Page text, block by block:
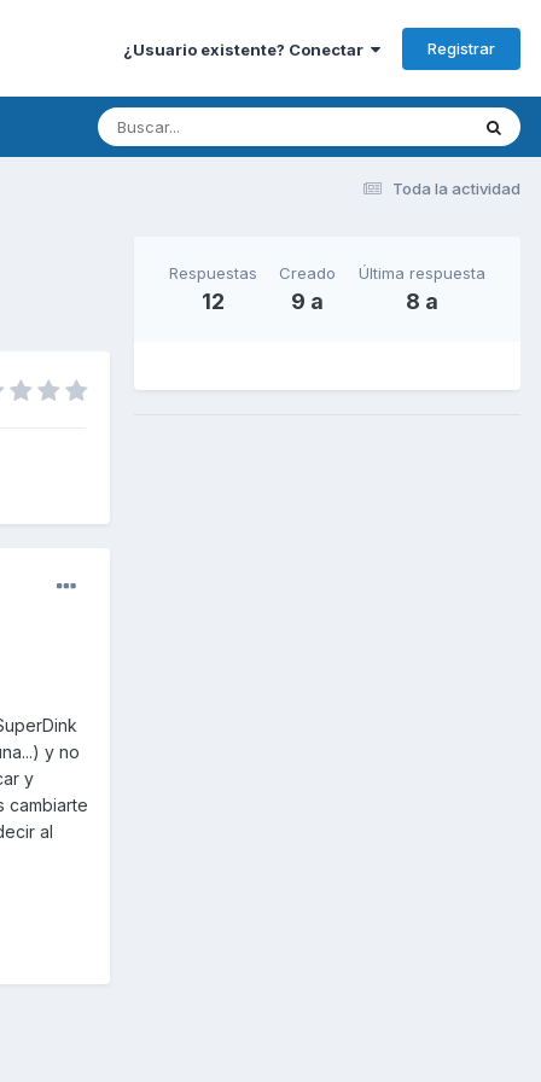
¿Usuario existente? Conectar Registrar
Toda la actividad
y no
y
cambiarte
al
Respuestas
12
Creado
9 a
Última respuesta
8 a